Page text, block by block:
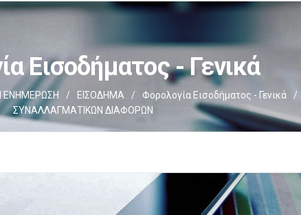
Εισοδήματος - Γενικά
ΕΝΗΜΕΡΩΣΗ / ΕΙΣΟΔΗΜΑ / Φορολογία Εισοδήματος - Γενικά /
ΣΥΝΑΛΛΑΓΜΑΤΙΚΩΝ ΔΙΑΦΟΡΩΝ